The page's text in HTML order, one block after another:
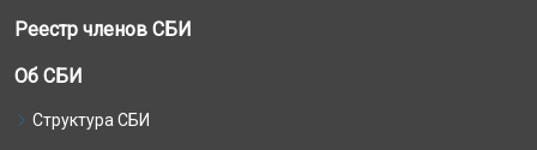
Реестр членов СБИ
Об СБИ
Структура СБИ